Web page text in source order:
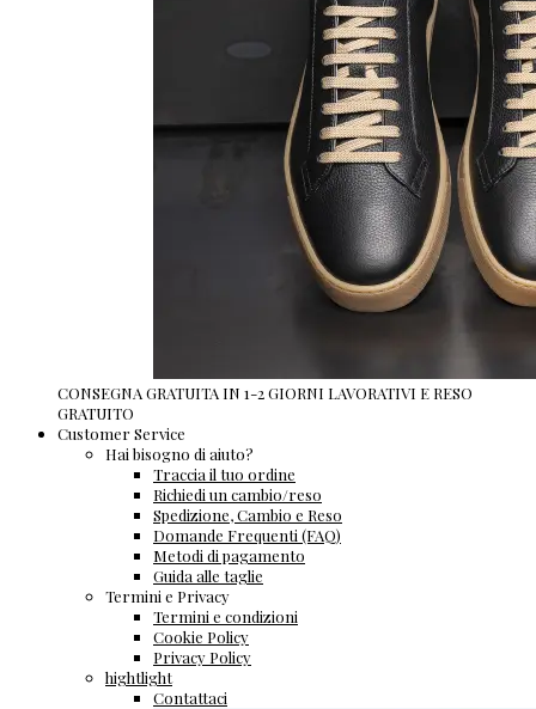
CONSEGNA GRATUITA IN 1-2 GIORNI LAVORATIVI E RESO
GRATUITO
Customer Service
Hai bisogno di aiuto?
Traccia il tuo ordine
Richiedi un cambio/reso
Spedizione, Cambio e Reso
Domande Frequenti (FAQ)
Metodi di pagamento
Guida alle taglie
Termini e Privacy
Termini e condizioni
Cookie Policy
Privacy Policy
hightlight
Contattaci